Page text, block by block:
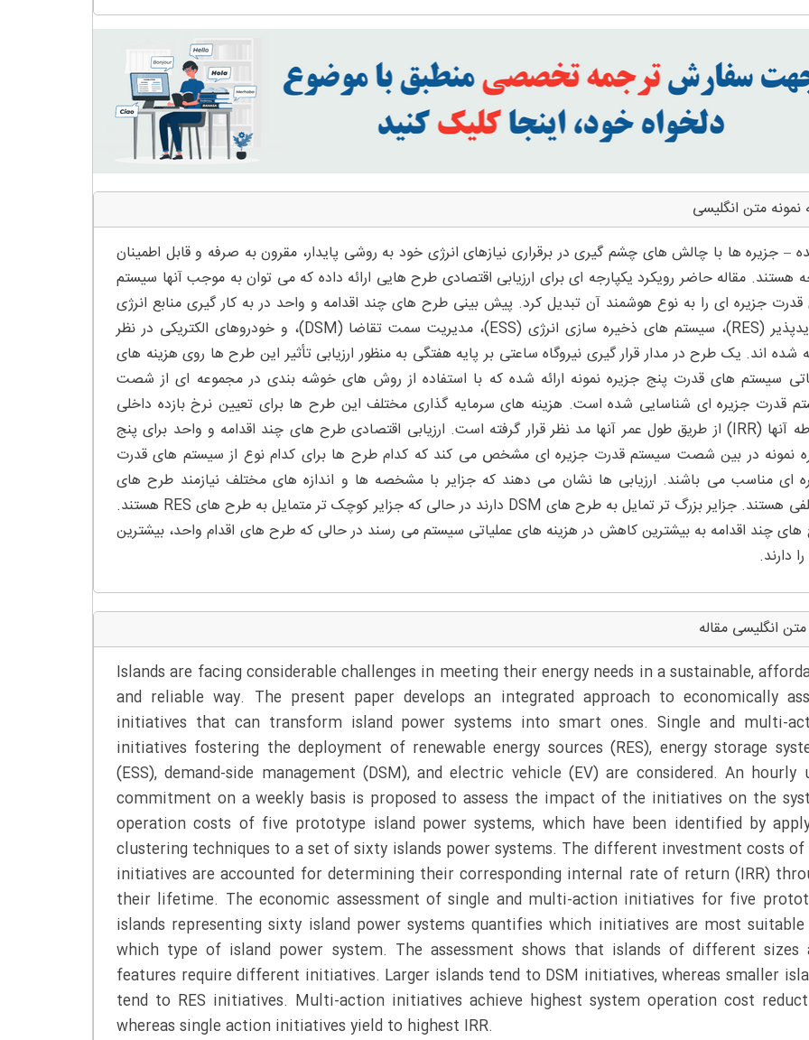
نمونه متن انگلیسی
– جزیره ها با چالش های چشم گیری در برقراری نیازهای انرژی خود به روشی پایدار، مقرون به صرفه و قابل اطمینان
هستند. مقاله حاضر رویکرد یکپارجه ای برای ارزیابی اقتصادی طرح هایی ارائه داده که می توان به موجب آنها سیستم
جزیره ای را به نوع هوشمند آن تبدیل کرد. پیش بینی طرح های چند اقدامه و واحد در به کار گیری منابع انرژی
تجدیدپذیر (RES)، سیستم های ذخیره سازی انرژی (ESS)، مدیریت سمت تقاضا (DSM)، و خودروهای الکتریکی در نظر
شده اند. یک طرح در مدار قرار گیری نیروگاه ساعتی بر پایه هفتگی به منظور ارزیابی تأثیر این طرح ها روی هزینه های
سیستم های قدرت پنج جزیره نمونه ارائه شده که با استفاده از روش های خوشه بندی در مجموعه ای از شصت
قدرت جزیره ای شناسایی شده است. هزینه های سرمایه گذاری مختلف این طرح ها برای تعیین نرخ بازده داخلی
مربوطه آنها (IRR) از طریق طول عمر آنها مد نظر قرار گرفته است. ارزیابی اقتصادی طرح های چند اقدامه و واحد برای پنج
نمونه در بین شصت سیستم قدرت جزیره ای مشخص می کند که کدام طرح ها برای کدام نوع از سیستم های قدرت
ای مناسب می باشند. ارزیابی ها نشان می دهند که جزایر با مشخصه ها و اندازه های مختلف نیازمند طرح های
مختلفی هستند. جزایر بزرگ تر تمایل به طرح های DSM دارند در حالی که جزایر کوچک تر متمایل به طرح های RES هستند.
چند اقدامه به بیشترین کاهش در هزینه های عملیاتی سیستم می رسند در حالی که طرح های اقدام واحد، بیشترین
انگلیسی مقاله
Islands are facing considerable challenges in meeting their energy needs in a sustainable,
and reliable way. The present paper develops an integrated approach to economically
initiatives that can transform island power systems into smart ones. Single and multi-
initiatives fostering the deployment of renewable energy sources (RES), energy storage
(ESS), demand-side management (DSM), and electric vehicle (EV) are considered. An hourly
commitment on a weekly basis is proposed to assess the impact of the initiatives on the
operation costs of five prototype island power systems, which have been identified by
clustering techniques to a set of sixty islands power systems. The different investment costs
initiatives are accounted for determining their corresponding internal rate of return (IRR)
their lifetime. The economic assessment of single and multi-action initiatives for five
islands representing sixty island power systems quantifies which initiatives are most
which type of island power system. The assessment shows that islands of different sizes
features require different initiatives. Larger islands tend to DSM initiatives, whereas smaller
tend to RES initiatives. Multi-action initiatives achieve highest system operation cost
whereas single action initiatives yield to highest IRR.